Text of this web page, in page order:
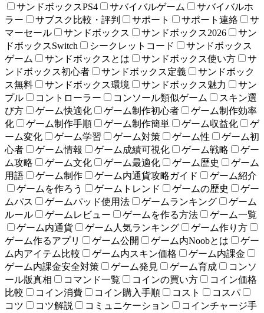
サンドボックスPS4
サバイバルゲーム
サバイバルホ
ラー
サブスク比較・評判 サポート サポート連絡
サ
マーセール
サンドボックス サンドボックス2026
サン
ドボックスSwitch
シークレットコード
サンドボックス
ゲーム
サンドボックスとは サンドボックス使い方
サ
ンドボックス初心者
サンドボックス定義
サンドボック
ス無料
サンドボックス環境 サンドボックス魅力
サン
プル
コントローラー コンソール類似ゲーム
スキン選
び方
ゲーム快適化 ゲーム制作初心者
ゲーム制作効率
化
ゲーム制作手順 ゲーム制作簡単 ゲーム収益化
ゲ
ーム変化
ゲーム学習 ゲーム対策 ゲーム性
ゲーム初
心者
ゲーム情報 ゲーム成績可視化 ゲーム戦略
ゲー
ム攻略
ゲーム文化 ゲーム最適化 ゲーム歴史
ゲーム
用語
ゲーム制作 ゲーム内通貨攻略ガイド
ゲーム紹介
ゲームを作ろう
ゲームトレンド ゲームの歴史
ゲー
ムパス
ゲームパッド使用法 ゲームランキング
ゲーム
ルール
ゲームレビュー ゲームを作る方法
ゲーム一覧
ゲーム内通貨
ゲーム人気ランキング
ゲーム作り方
ゲーム作るアプリ
ゲーム公開 ゲーム内Noobとは
ゲー
ム内アイテム比較
ゲーム内スキン価格
ゲーム内課金
ゲーム内課金安全対策
ゲーム発見 ゲーム育成
コンソ
ール版真相
コマンド一覧 コインの買い方
コイン価格
比較
コイン消費 コイン購入手順 コスト
コスパ
コツ
コツ解説 コミュニケーション コインチャージ手